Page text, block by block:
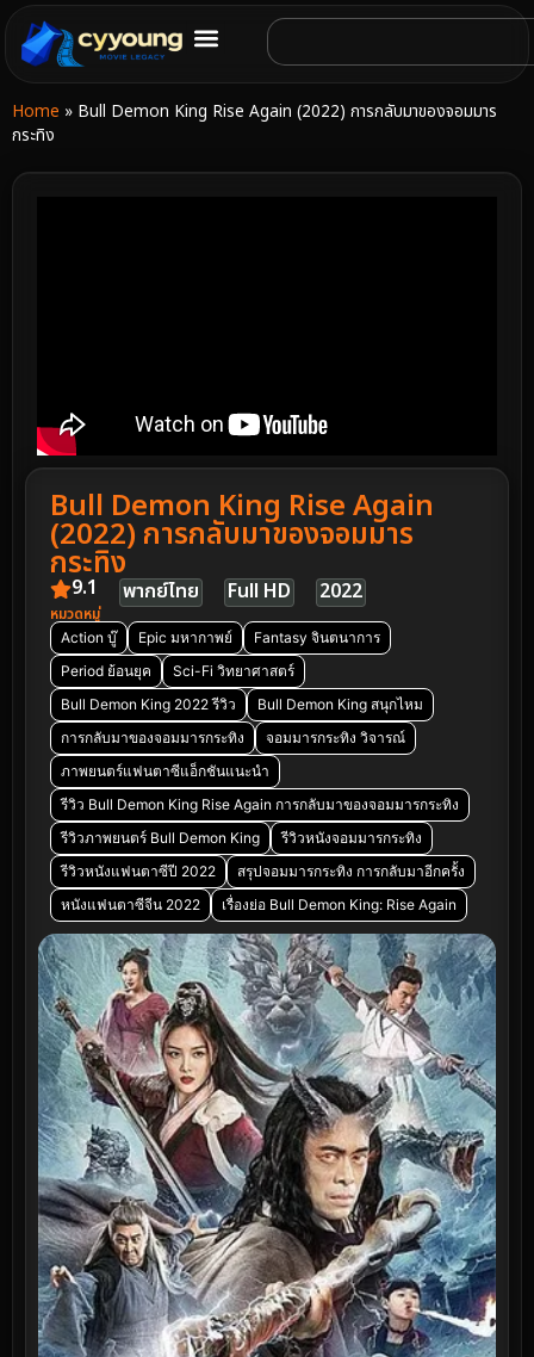
Home » Bull Demon King Rise Again (2022) การกลับมาของจอมมาร
กระทิง
Bull Demon King Rise Again
(2022) การกลับมาของจอมมาร
กระทิง
9.1 พากย์ไทย Full HD 2022
หมวดหมู่
Action บู๊ Epic มหากาพย์
Fantasy จินตนาการ
Period ย้อนยุค
Sci-Fi วิทยาศาสตร์
Bull Demon King 2022 รีวิว
Bull Demon King สนุกไหม
การกลับมาของจอมมารกระทิง
จอมมารกระทิง วิจารณ์
ภาพยนตร์แฟนตาซีแอ็กชันแนะนำ
รีวิว Bull Demon King Rise Again การกลับมาของจอมมารกระทิง
รีวิวภาพยนตร์ Bull Demon King
รีวิวหนังจอมมารกระทิง
รีวิวหนังแฟนตาซีปี 2022
สรุปจอมมารกระทิง การกลับมาอีกครั้ง
หนังแฟนตาซีจีน 2022
เรื่องย่อ Bull Demon King: Rise Again